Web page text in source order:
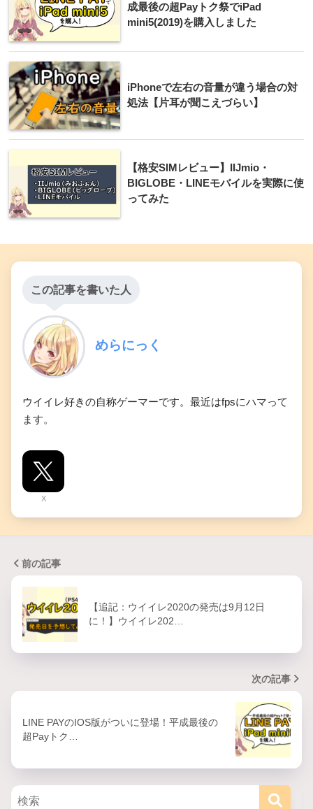
成最後の超Payトク祭でiPad
mini5(2019)を購入しました
iPhoneで左右の音量が違う場合の対
処法【片耳が聞こえづらい】
【格安SIMレビュー】IIJmio・
BIGLOBE・LINEモバイルを実際に使
ってみた
この記事を書いた人
めらにっく
ウイイレ好きの自称ゲーマーです。最近はfpsにハマって
ます。
X
前の記事
【追記：ウイイレ2020の発売は9月12日
に！】ウイイレ202…
次の記事
LINE PAYのIOS版がついに登場！平成最後の
超Payトク…